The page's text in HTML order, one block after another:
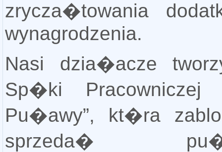
zrycza�towania
wynagrodzenia.
Nasi dzia�acze
Sp�ki Pracowniczej
Pu�awy”, kt�ra
sprzeda�